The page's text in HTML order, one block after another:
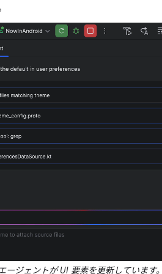
ージェントが UI 要素を更新しています